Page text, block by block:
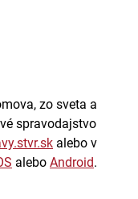
zo sveta a
spravodajstvo
alebo v
alebo Android.